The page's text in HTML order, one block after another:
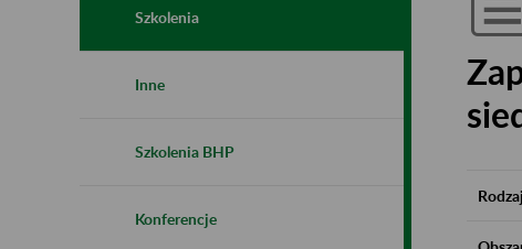
Szkolenia
Inne
Szkolenia BHP
Konferencje